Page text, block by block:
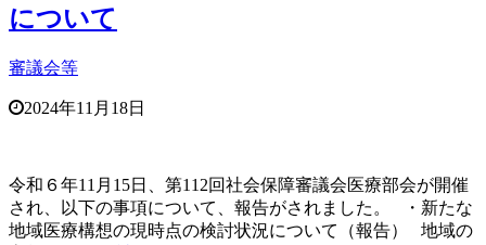
について
審議会等
2024年11月18日
令和６年11月15日、第112回社会保障審議会医療部会が開催
され、以下の事項について、報告がされました。 ・新たな
地域医療構想の現時点の検討状況について（報告） 地域の